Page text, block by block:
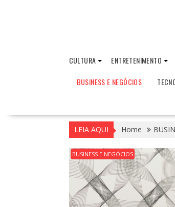
CULTURA ENTRETENIMENTO
BUSINESS E NEGÓCIOS
LEIA AQUI Home
BUSINESS E NEGÓCIOS